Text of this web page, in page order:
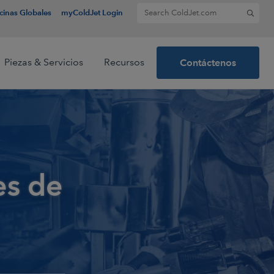
Globales myColdJet Login Search for:
Piezas & Servicios Recursos Contáctenos
de